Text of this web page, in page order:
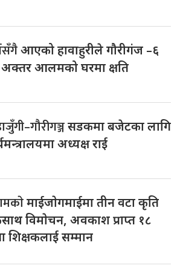
आएको हावाहुरीले गौरीगंज –६
आलमको घरमा क्षति
सडकमा बजेटका लागि
अध्यक्ष राई
माईजाेगमाईमा तीन वटा कृति
विमाेचन, अवकाश प्राप्त १८
शिक्षकलाई सम्मान